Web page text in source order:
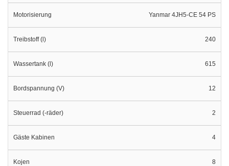
Motorisierung Yanmar 4JH5-CE 54 PS
Treibstoff (l) 240
Wassertank (l) 615
Bordspannung (V) 12
Steuerrad (-räder) 2
Gäste Kabinen 4
Kojen 8